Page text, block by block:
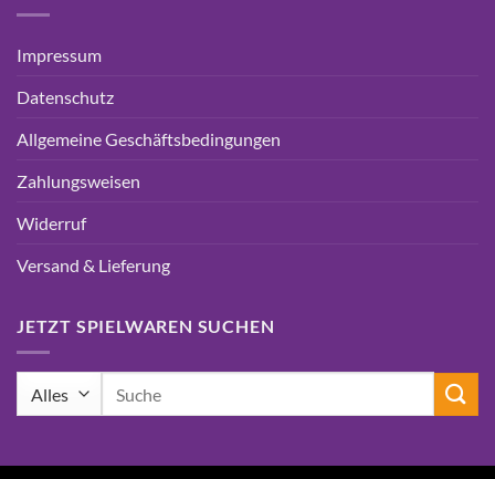
Impressum
Datenschutz
Allgemeine Geschäftsbedingungen
Zahlungsweisen
Widerruf
Versand & Lieferung
JETZT SPIELWAREN SUCHEN